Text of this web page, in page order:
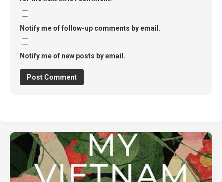
Notify me of follow-up comments by email.
Notify me of new posts by email.